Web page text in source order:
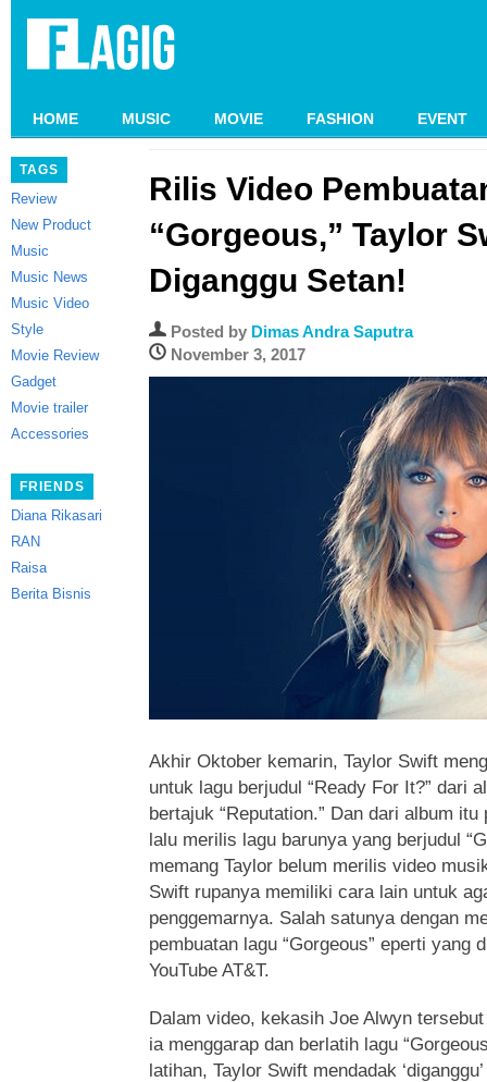
HOME MUSIC MOVIE FASHION EVENT
TAGS
Review
New Product
Music
Music News
Music Video
Style
Movie Review
Gadget
Movie trailer
Accessories
FRIENDS
Diana Rikasari
RAN
Raisa
Berita Bisnis
Rilis Video
“Gorgeous,” Taylor
Diganggu Setan!
Posted by Dimas Andra Saputra
November 3, 2017
Akhir Oktober kemarin, Taylor Swift
untuk lagu berjudul “Ready For It?” dari
bertajuk “Reputation.” Dan dari album
lalu merilis lagu barunya yang berjudul
memang Taylor belum merilis video
Swift rupanya memiliki cara lain untuk
penggemarnya. Salah satunya dengan
pembuatan lagu “Gorgeous” eperti yang
YouTube AT&T.
Dalam video, kekasih Joe Alwyn
ia menggarap dan berlatih lagu
latihan, Taylor Swift mendadak